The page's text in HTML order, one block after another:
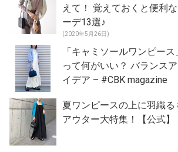
えて！ 覚えておくと便利
ーデ13選♪
(2020年5月26日)
「キャミソールワンピー
って何がいい？ バランス
イデア – #CBK magazine
夏ワンピースの上に羽織
アウター大特集！【公式】